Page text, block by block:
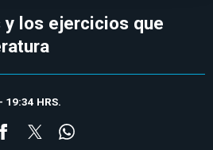
y los ejercicios que
19:34 HRS.